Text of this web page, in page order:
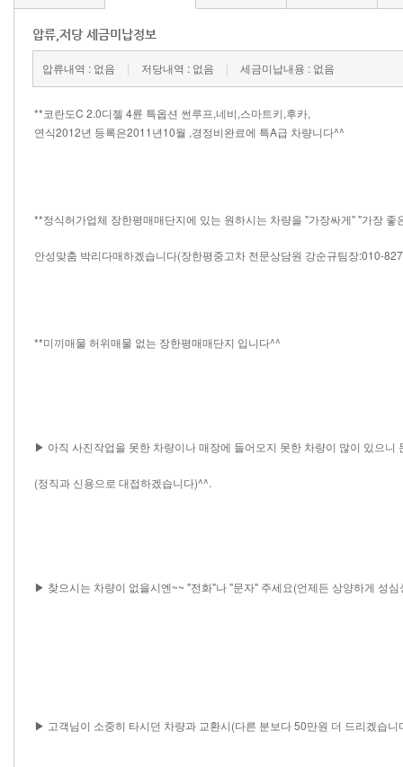
압류,저당 세금미납정보
압류내역 : 없음 | 저당내역 : 없음 | 세금미납내용 : 없음
**코란도C 2.0디젤 4륜 특옵션 썬루프,네비,스마트키,후카,
연식2012년 등록은2011년10월 ,경정비완료에 특A급 차량니다^^
**정식허가업체 장한평매매단지에 있는 원하시는 차량을 "가장싸게" "가장 좋
안성맞춤 박리다매하겠습니다(장한평중고차 전문상담원 강순규팀장:010-
**미끼매물 허위매물 없는 장한평매매단지 입니다^^
▶ 아직 사진작업을 못한 차량이나 매장에 들어오지 못한 차량이 많이 있으니
(정직과 신용으로 대접하겠습니다)^^.
▶ 찾으시는 차량이 없을시엔~~ "전화"나 "문자" 주세요(언제든 상양하게 성
▶ 고객님이 소중히 타시던 차량과 교환시(다른 분보다 50만원 더 드리겠습